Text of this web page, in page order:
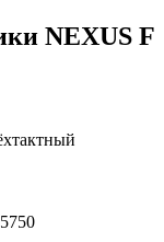
NEXUS F